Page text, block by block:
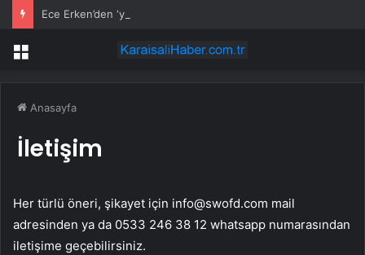
Menü
Anasayfa
İletişim
Her türlü öneri, şikayet için info@swofd.com mail
adresinden ya da 0533 246 38 12 whatsapp numarasından
iletişime geçebilirsiniz.